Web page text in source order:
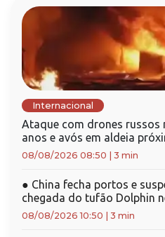
Internacional
Ataque com drones russos
anos e avós em aldeia
08/08/2026 08:50 3 min
● China fecha portos e
chegada do tufão Dolphin
08/08/2026 10:50 3 min